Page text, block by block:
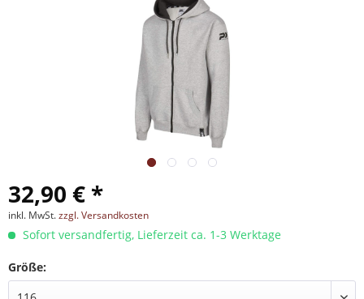
32,90 € *
inkl. MwSt.zzgl. Versandkosten
Sofort versandfertig, Lieferzeit ca. 1-3 Werktage
Größe: